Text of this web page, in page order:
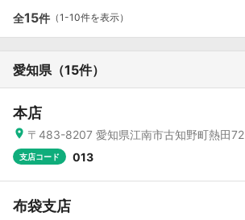
全15件 （1-10件を表示）
愛知県 （15件）
本店
〒483-8207 愛知県江南市古知野町熱田72
支店コード 013
布袋支店